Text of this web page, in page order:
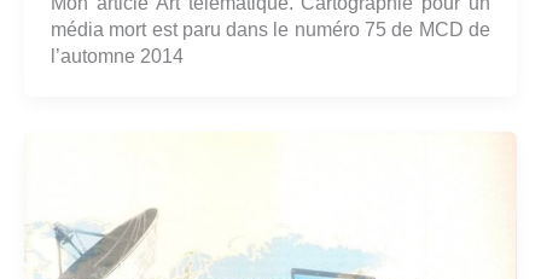
média mort est paru dans le numéro 75 de MCD de
l’automne 2014